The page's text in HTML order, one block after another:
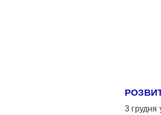
3 грудня